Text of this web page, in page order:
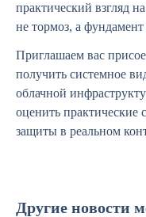
практический взгляд
не тормоз, а фундамент
Приглашаем вас
получить системное
облачной
оценить практические
защиты в реальном
Другие новости